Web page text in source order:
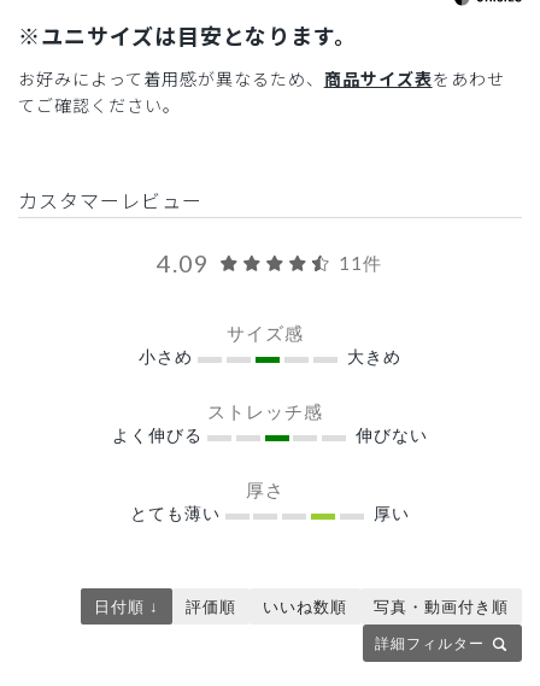
※ユニサイズは目安となります。
お好みによって着用感が異なるため、 商品サイズ表をあわせ
てご確認ください。
カスタマーレビュー
4.09 11件
サイズ感
小さめ 大きめ
ストレッチ感
よく伸びる 伸びない
厚さ
とても薄い 厚い
詳細フィルター
日付順 ↓ 評価順 いいね数順 写真・動画付き順